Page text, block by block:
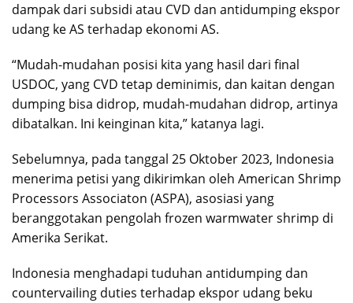
dampak dari subsidi atau CVD dan antidumping ekspor
udang ke AS terhadap ekonomi AS.
“Mudah-mudahan posisi kita yang hasil dari final
USDOC, yang CVD tetap deminimis, dan kaitan dengan
dumping bisa didrop, mudah-mudahan didrop, artinya
dibatalkan. Ini keinginan kita,” katanya lagi.
Sebelumnya, pada tanggal 25 Oktober 2023, Indonesia
menerima petisi yang dikirimkan oleh American Shrimp
Processors Associaton (ASPA), asosiasi yang
beranggotakan pengolah frozen warmwater shrimp di
Amerika Serikat.
Indonesia menghadapi tuduhan antidumping dan
countervailing duties terhadap ekspor udang beku